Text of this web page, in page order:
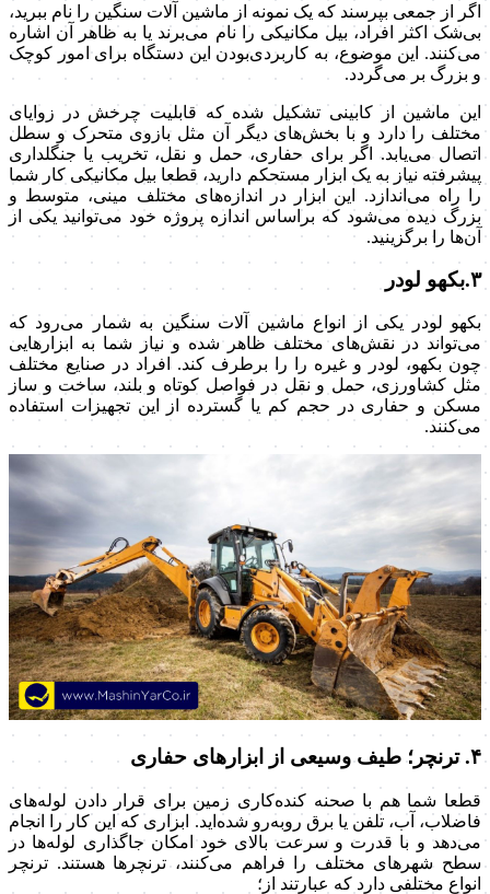
اگر از جمعی بپرسند که یک نمونه از ماشین آلات سنگین را نام ببرید،
بی‌شک اکثر افراد، بیل مکانیکی را نام می‌برند یا به ظاهر آن اشاره
می‌کنند. این موضوع، به کاربردی‌بودن این دستگاه برای امور کوچک
و بزرگ بر می‌گردد.
این ماشین از کابینی تشکیل شده که قابلیت چرخش در زوایای
مختلف را دارد و با بخش‌های دیگر آن مثل بازوی متحرک و سطل
اتصال می‌یابد. اگر برای حفاری، حمل و نقل، تخریب یا جنگلداری
پیشرفته نیاز به یک ابزار مستحکم دارید، قطعا بیل مکانیکی کار شما
را راه می‌اندازد. این ابزار در اندازه‌های مختلف مینی، متوسط و
بزرگ دیده می‌شود که براساس اندازه پروژه خود می‌توانید یکی از
آن‌ها را برگزینید.
۳.بکهو لودر
بکهو لودر یکی از انواع ماشین آلات سنگین به شمار می‌رود که
می‌تواند در نقش‌های مختلف ظاهر شده و نیاز شما به ابزارهایی
چون بکهو، لودر و غیره را را برطرف کند. افراد در صنایع مختلف
مثل کشاورزی، حمل و نقل در فواصل کوتاه و بلند، ساخت و ساز
مسکن و حفاری در حجم کم یا گسترده از این تجهیزات استفاده
می‌کنند.
۴. ترنچر؛ طیف وسیعی از ابزارهای حفاری
قطعا شما هم با صحنه کنده‌کاری زمین برای قرار دادن لوله‌های
فاضلاب، آب، تلفن یا برق روبه‌رو شده‌اید. ابزاری که این کار را انجام
می‌دهد و با قدرت و سرعت بالای خود امکان جاگذاری لوله‌ها در
سطح شهرهای مختلف را فراهم می‌کنند، ترنچرها هستند. ترنچر
انواع مختلفی دارد که عبارتند از؛